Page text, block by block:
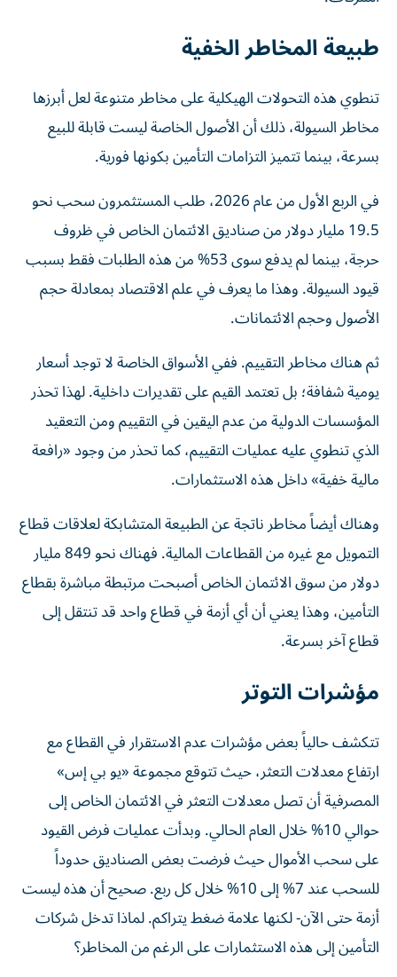
طبيعة المخاطر الخفية
تنطوي هذه التحولات الهيكلية على مخاطر متنوعة لعل أبرزها
مخاطر السيولة، ذلك أن الأصول الخاصة ليست قابلة للبيع
بسرعة، بينما تتميز التزامات التأمين بكونها فورية.
في الربع الأول من عام 2026، طلب المستثمرون سحب نحو
19.5 مليار دولار من صناديق الائتمان الخاص في ظروف
حرجة، بينما لم يدفع سوى 53% من هذه الطلبات فقط بسبب
قيود السيولة. وهذا ما يعرف في علم الاقتصاد بمعادلة حجم
الأصول وحجم الائتمانات.
ثم هناك مخاطر التقييم. ففي الأسواق الخاصة لا توجد أسعار
يومية شفافة؛ بل تعتمد القيم على تقديرات داخلية. لهذا تحذر
المؤسسات الدولية من عدم اليقين في التقييم ومن التعقيد
الذي تنطوي عليه عمليات التقييم، كما تحذر من وجود «رافعة
مالية خفية» داخل هذه الاستثمارات.
وهناك أيضاً مخاطر ناتجة عن الطبيعة المتشابكة لعلاقات قطاع
التمويل مع غيره من القطاعات المالية. فهناك نحو 849 مليار
دولار من سوق الائتمان الخاص أصبحت مرتبطة مباشرة بقطاع
التأمين، وهذا يعني أن أي أزمة في قطاع واحد قد تنتقل إلى
قطاع آخر بسرعة.
مؤشرات التوتر
تتكشف حالياً بعض مؤشرات عدم الاستقرار في القطاع مع
ارتفاع معدلات التعثر، حيث تتوقع مجموعة «يو بي إس»
المصرفية أن تصل معدلات التعثر في الائتمان الخاص إلى
حوالي 10% خلال العام الحالي. وبدأت عمليات فرض القيود
على سحب الأموال حيث فرضت بعض الصناديق حدوداً
للسحب عند 7% إلى 10% خلال كل ربع. صحيح أن هذه ليست
أزمة حتى الآن- لكنها علامة ضغط يتراكم. لماذا تدخل شركات
التأمين إلى هذه الاستثمارات على الرغم من المخاطر؟